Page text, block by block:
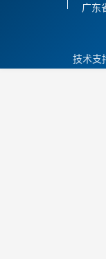
广东
技术支